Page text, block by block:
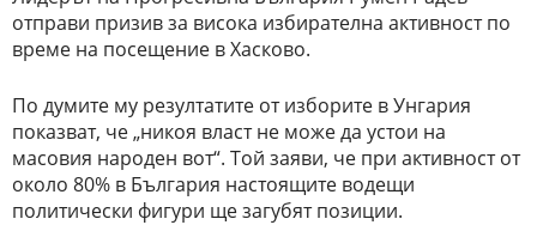
отправи призив за висока избирателна активност по
време на посещение в Хасково.
По думите му резултатите от изборите в Унгария
показват, че „никоя власт не може да устои на
масовия народен вот“. Той заяви, че при активност от
около 80% в България настоящите водещи
политически фигури ще загубят позиции.